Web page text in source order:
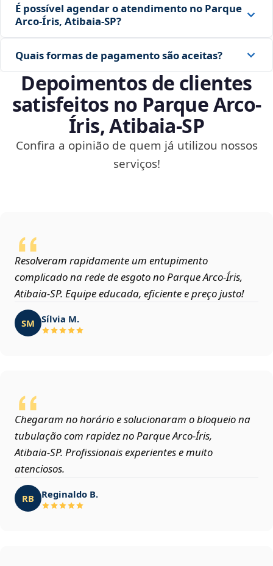
É possível agendar o atendimento no Parque
Arco-Íris, Atibaia‑SP?
Quais formas de pagamento são aceitas?
Depoimentos de clientes
satisfeitos no Parque Arco-
Íris, Atibaia‑SP
Confira a opinião de quem já utilizou nossos
serviços!
Resolveram rapidamente um entupimento
complicado na rede de esgoto no Parque Arco-Íris,
Atibaia‑SP. Equipe educada, eficiente e preço justo!
SM Sílvia M.
Chegaram no horário e solucionaram o bloqueio na
tubulação com rapidez no Parque Arco-Íris,
Atibaia‑SP. Profissionais experientes e muito
atenciosos.
RB Reginaldo B.